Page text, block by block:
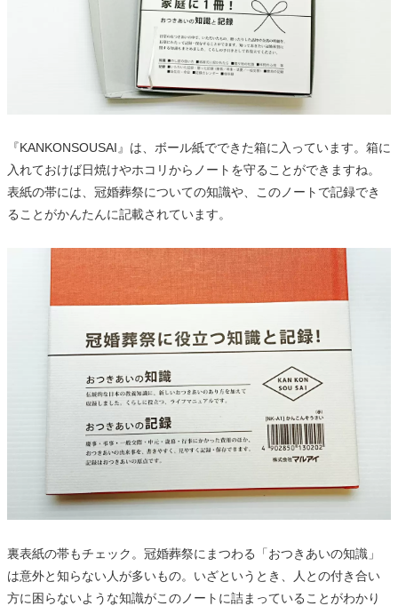
『KANKONSOUSAI』は、ボール紙でできた箱に入っています。箱に
入れておけば日焼けやホコリからノートを守ることができますね。
表紙の帯には、冠婚葬祭についての知識や、このノートで記録でき
ることがかんたんに記載されています。
裏表紙の帯もチェック。冠婚葬祭にまつわる「おつきあいの知識」
は意外と知らない人が多いもの。いざというとき、人との付き合い
方に困らないような知識がこのノートに詰まっていることがわかり